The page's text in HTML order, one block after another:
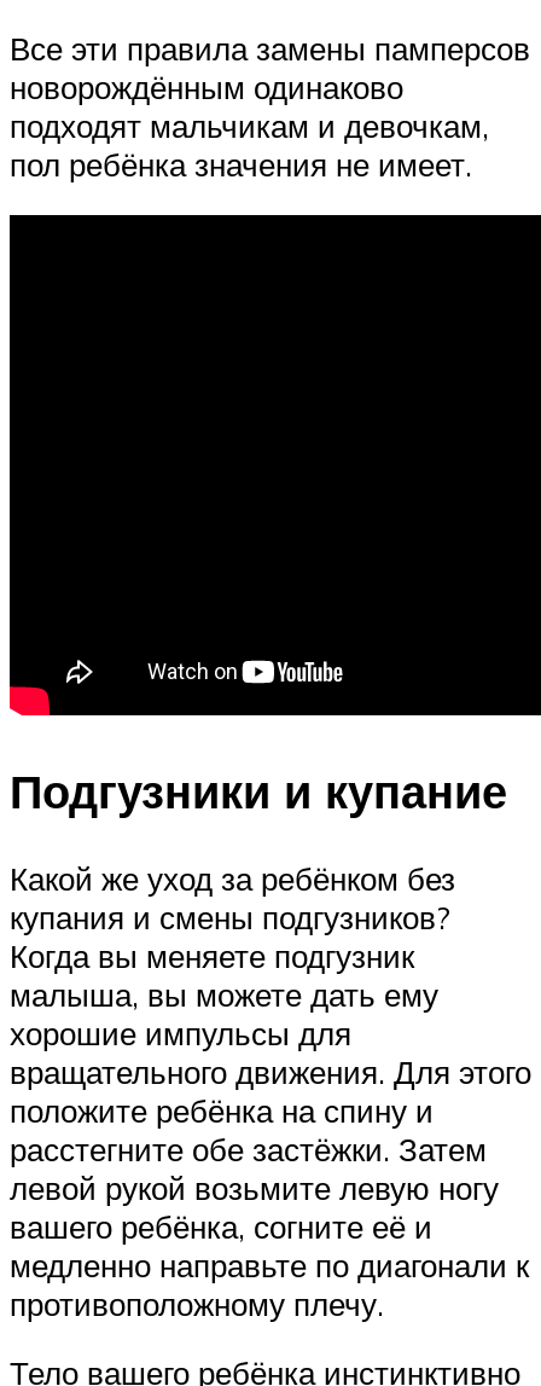
Все эти правила замены памперсов
новорождённым одинаково
подходят мальчикам и девочкам,
пол ребёнка значения не имеет.
Подгузники и купание
Какой же уход за ребёнком без
купания и смены подгузников?
Когда вы меняете подгузник
малыша, вы можете дать ему
хорошие импульсы для
вращательного движения. Для этого
положите ребёнка на спину и
расстегните обе застёжки. Затем
левой рукой возьмите левую ногу
вашего ребёнка, согните её и
медленно направьте по диагонали к
противоположному плечу.
Тело вашего ребёнка инстинктивно